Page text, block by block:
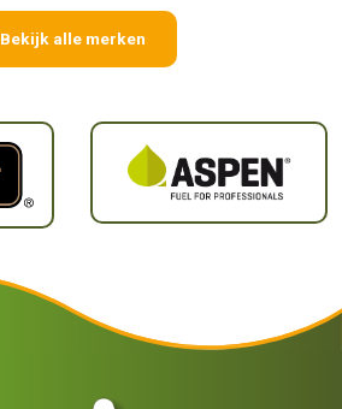
Bekijk alle merken